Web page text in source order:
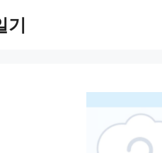
기